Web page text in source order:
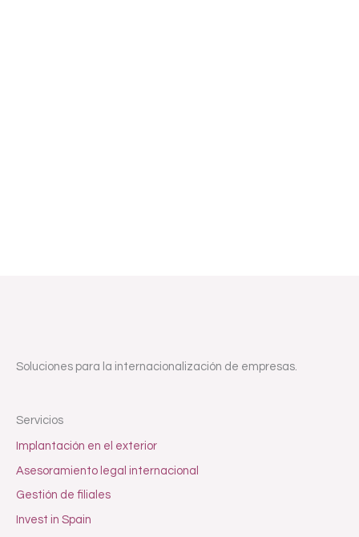
Soluciones para la internacionalización de empresas.
Servicios
Implantación en el exterior
Asesoramiento legal internacional
Gestión de filiales
Invest in Spain